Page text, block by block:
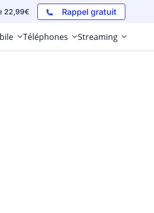
22,99€ Rappel gratuit
Téléphones Streaming